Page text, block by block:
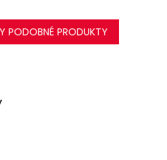
PODOBNÉ PRODUKTY